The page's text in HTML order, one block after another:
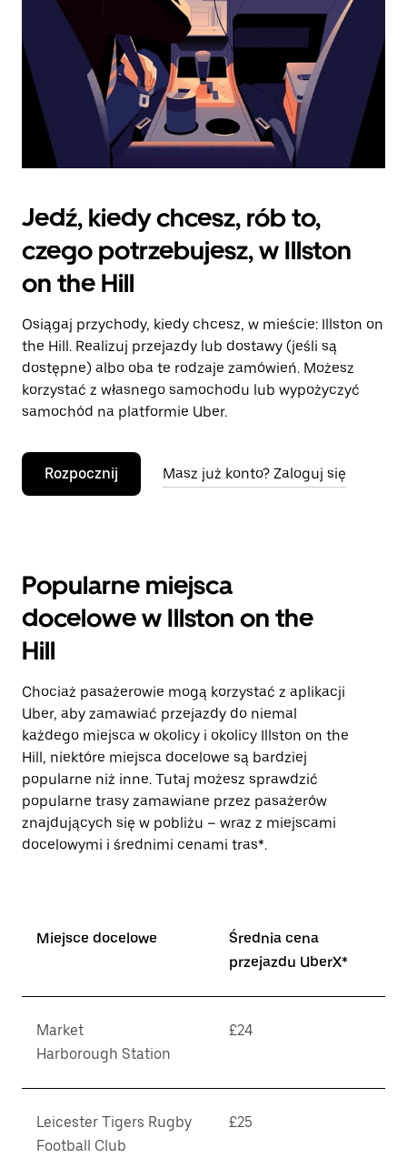
Jedź, kiedy chcesz, rób to,
czego potrzebujesz, w Illston
on the Hill
Osiągaj przychody, kiedy chcesz, w mieście: Illston on
the Hill. Realizuj przejazdy lub dostawy (jeśli są
dostępne) albo oba te rodzaje zamówień. Możesz
korzystać z własnego samochodu lub wypożyczyć
samochód na platformie Uber.
Rozpocznij Masz już konto? Zaloguj się
Popularne miejsca
docelowe w Illston on the
Hill
Chociaż pasażerowie mogą korzystać z aplikacji
Uber, aby zamawiać przejazdy do niemal
każdego miejsca w okolicy i okolicy Illston on the
Hill, niektóre miejsca docelowe są bardziej
popularne niż inne. Tutaj możesz sprawdzić
popularne trasy zamawiane przez pasażerów
znajdujących się w pobliżu – wraz z miejscami
docelowymi i średnimi cenami tras*.
Miejsce docelowe
Średnia cena
przejazdu UberX*
Market
Harborough Station
£24
Leicester Tigers Rugby
Football Club
£25